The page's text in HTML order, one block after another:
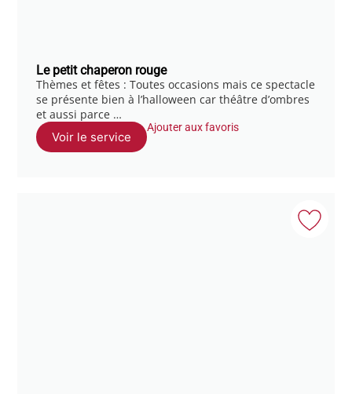
Le petit chaperon rouge
Thèmes et fêtes : Toutes occasions mais ce spectacle
se présente bien à l’halloween car théâtre d’ombres
et aussi parce …
Voir le service
Ajouter aux favoris